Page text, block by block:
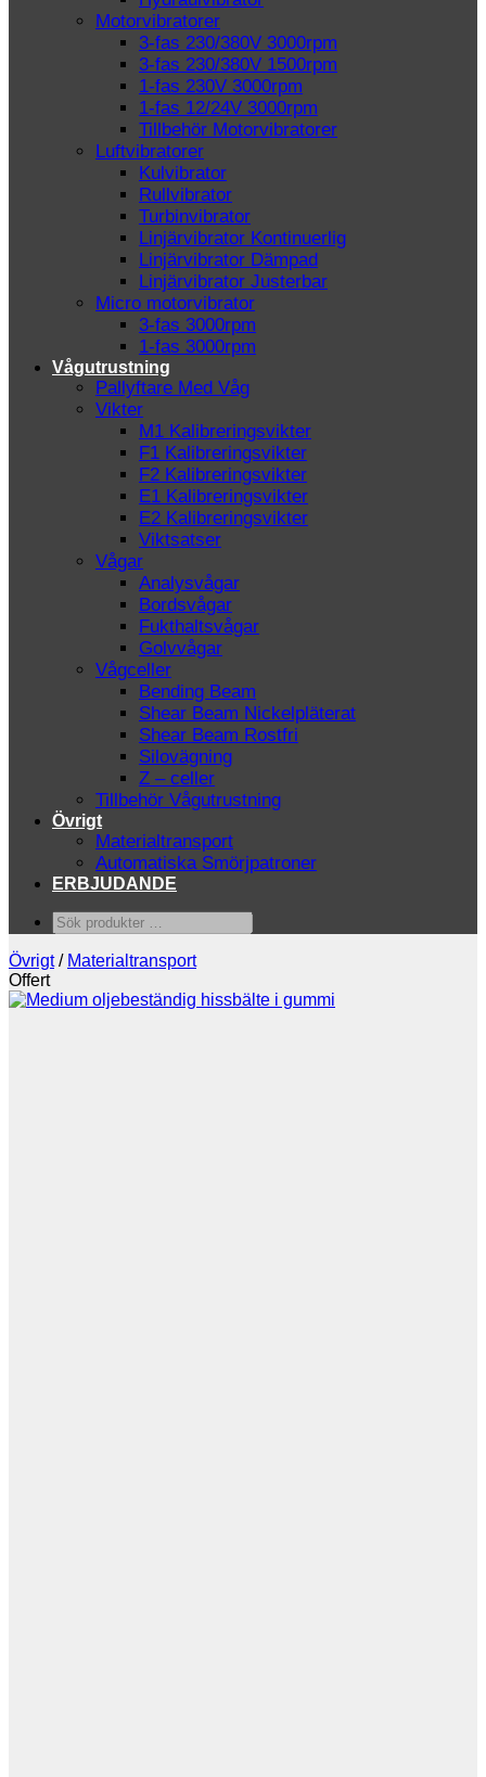
Motorvibratorer
3-fas 230/380V 3000rpm
3-fas 230/380V 1500rpm
1-fas 230V 3000rpm
1-fas 12/24V 3000rpm
Tillbehör Motorvibratorer
Luftvibratorer
Kulvibrator
Rullvibrator
Turbinvibrator
Linjärvibrator Kontinuerlig
Linjärvibrator Dämpad
Linjärvibrator Justerbar
Micro motorvibrator
3-fas 3000rpm
1-fas 3000rpm
Vågutrustning
Pallyftare Med Våg
Vikter
M1 Kalibreringsvikter
F1 Kalibreringsvikter
F2 Kalibreringsvikter
E1 Kalibreringsvikter
E2 Kalibreringsvikter
Viktsatser
Vågar
Analysvågar
Bordsvågar
Fukthaltsvågar
Golvvågar
Vågceller
Bending Beam
Shear Beam Nickelpläterat
Shear Beam Rostfri
Silovägning
Z – celler
Tillbehör Vågutrustning
Övrigt
Materialtransport
Automatiska Smörjpatroner
ERBJUDANDE
Sök
produkter
…
Övrigt / Materialtransport
Offert